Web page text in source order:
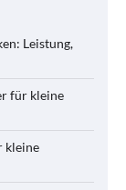
Leistung,
für kleine
kleine